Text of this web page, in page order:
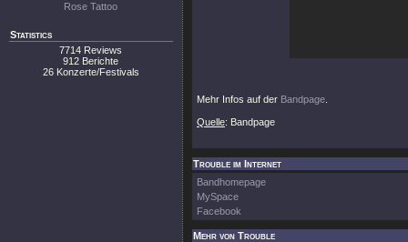
Rose Tattoo
Statistics
7714 Reviews
912 Berichte
26 Konzerte/Festivals
Mehr Infos auf der Bandpage
Quelle: Bandpage
Trouble im Internet
Bandhomepage
MySpace
Facebook
Mehr von Trouble